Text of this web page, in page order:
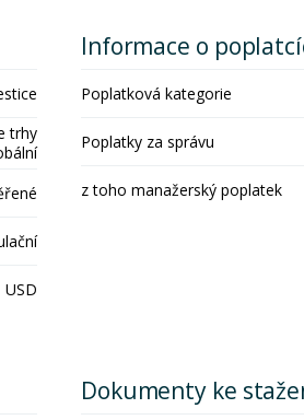
trhy
USD
Informace o
Poplatková kategorie
Poplatky za správu
z toho manažerský poplatek
Dokumenty ke